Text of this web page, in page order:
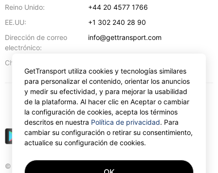
Reino Unido:
+44 20 4577 1766
EE.UU:
+1 302 240 28 90
Dirección de correo
electrónico:
info@gettransport.com
Chipre:
© Gettransport International Limited. GetTransport®
EUR
GetTransport utiliza cookies y tecnologías similares
para personalizar el contenido, orientar los anuncios
y medir su efectividad, y para mejorar la usabilidad
de la plataforma. Al hacer clic en Aceptar o cambiar
la configuración de cookies, acepta los términos
descritos en nuestra Política de privacidad. Para
cambiar su configuración o retirar su consentimiento,
actualice su configuración de cookies.